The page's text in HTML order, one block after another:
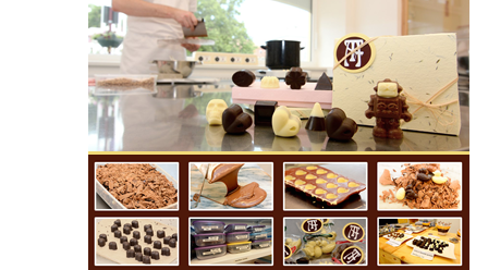
Hodoníně
Kašna Ptačí napajedlo na Lázeňském
náměstí v Teplicích
Kašna v parku na Lázeňském náměstí u
lázeňského domu Beethoven v Teplicích
Fontána Pampeliška v parku u Císařských
lázní v Teplicích
Kašna na Laubeho náměstí u Císařských